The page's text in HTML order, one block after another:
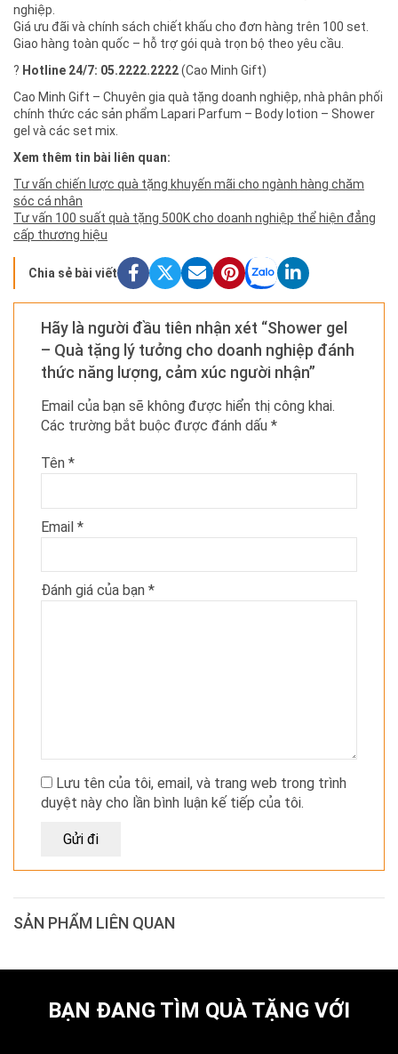
nghiệp.
Giá ưu đãi và chính sách chiết khấu cho đơn hàng trên 100 set.
Giao hàng toàn quốc – hỗ trợ gói quà trọn bộ theo yêu cầu.
? Hotline 24/7: 05.2222.2222(Cao Minh Gift)
Cao Minh Gift – Chuyên gia quà tặng doanh nghiệp, nhà phân phối
chính thức các sản phẩm Lapari Parfum – Body lotion – Shower
gel và các set mix.
Xem thêm tin bài liên quan:
Tư vấn chiến lược quà tặng khuyến mãi cho ngành hàng chăm
sóc cá nhân
Tư vấn 100 suất quà tặng 500K cho doanh nghiệp thể hiện đẳng
cấp thương hiệu
Chia sẻ bài viết
Hãy là người đầu tiên nhận xét “Shower gel
– Quà tặng lý tưởng cho doanh nghiệp đánh
thức năng lượng, cảm xúc người nhận”
Email của bạn sẽ không được hiển thị công khai.
Các trường bắt buộc được đánh dấu *
Tên *
Email *
Đánh giá của bạn *
Lưu tên của tôi, email, và trang web trong trình
duyệt này cho lần bình luận kế tiếp của tôi.
SẢN PHẨM LIÊN QUAN
BẠN ĐANG TÌM QUÀ TẶNG VỚI